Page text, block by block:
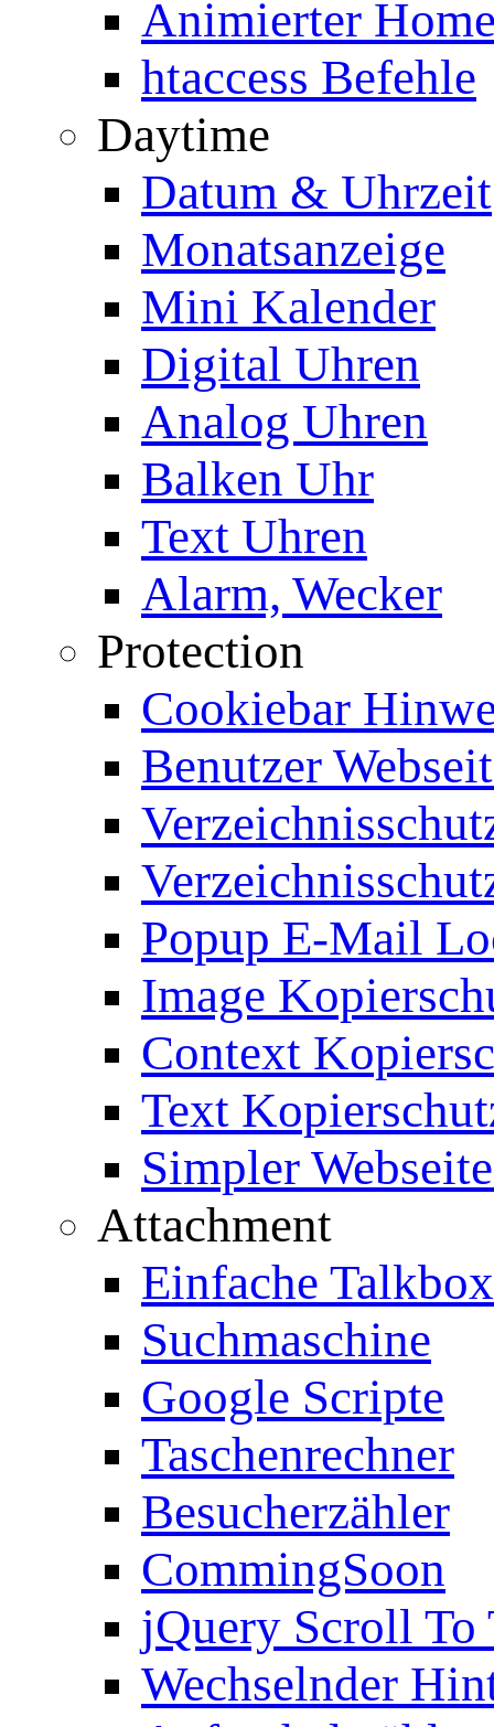
Animierter
htaccess Befehle
Daytime
Datum & Uhrzeit
Monatsanzeige
Mini Kalender
Digital Uhren
Analog Uhren
Balken Uhr
Text Uhren
Alarm, Wecker
Protection
Cookiebar
Benutzer
Popup E-Mail
Image
Context
Text
Simpler
Attachment
Einfache Talkbox
Suchmaschine
Google Scripte
Taschenrechner
Besucherzähler
CommingSoon
jQuery Scroll To
Wechselnder